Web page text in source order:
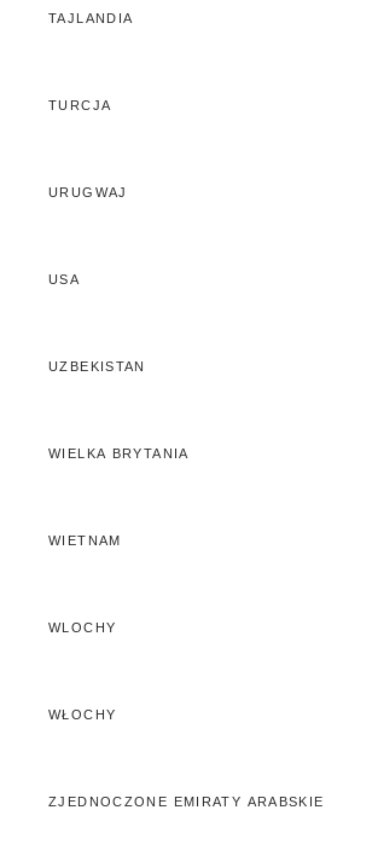
TAJLANDIA
TURCJA
URUGWAJ
USA
UZBEKISTAN
WIELKA BRYTANIA
WIETNAM
WLOCHY
WŁOCHY
ZJEDNOCZONE EMIRATY ARABSKIE